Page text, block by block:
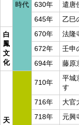
時代
630年
遣唐
645年
乙巳
白
鳳
文
化
670年
法隆
672年
壬申
694年
藤原
天
710年
平城
す
716年
大官
718年
元興